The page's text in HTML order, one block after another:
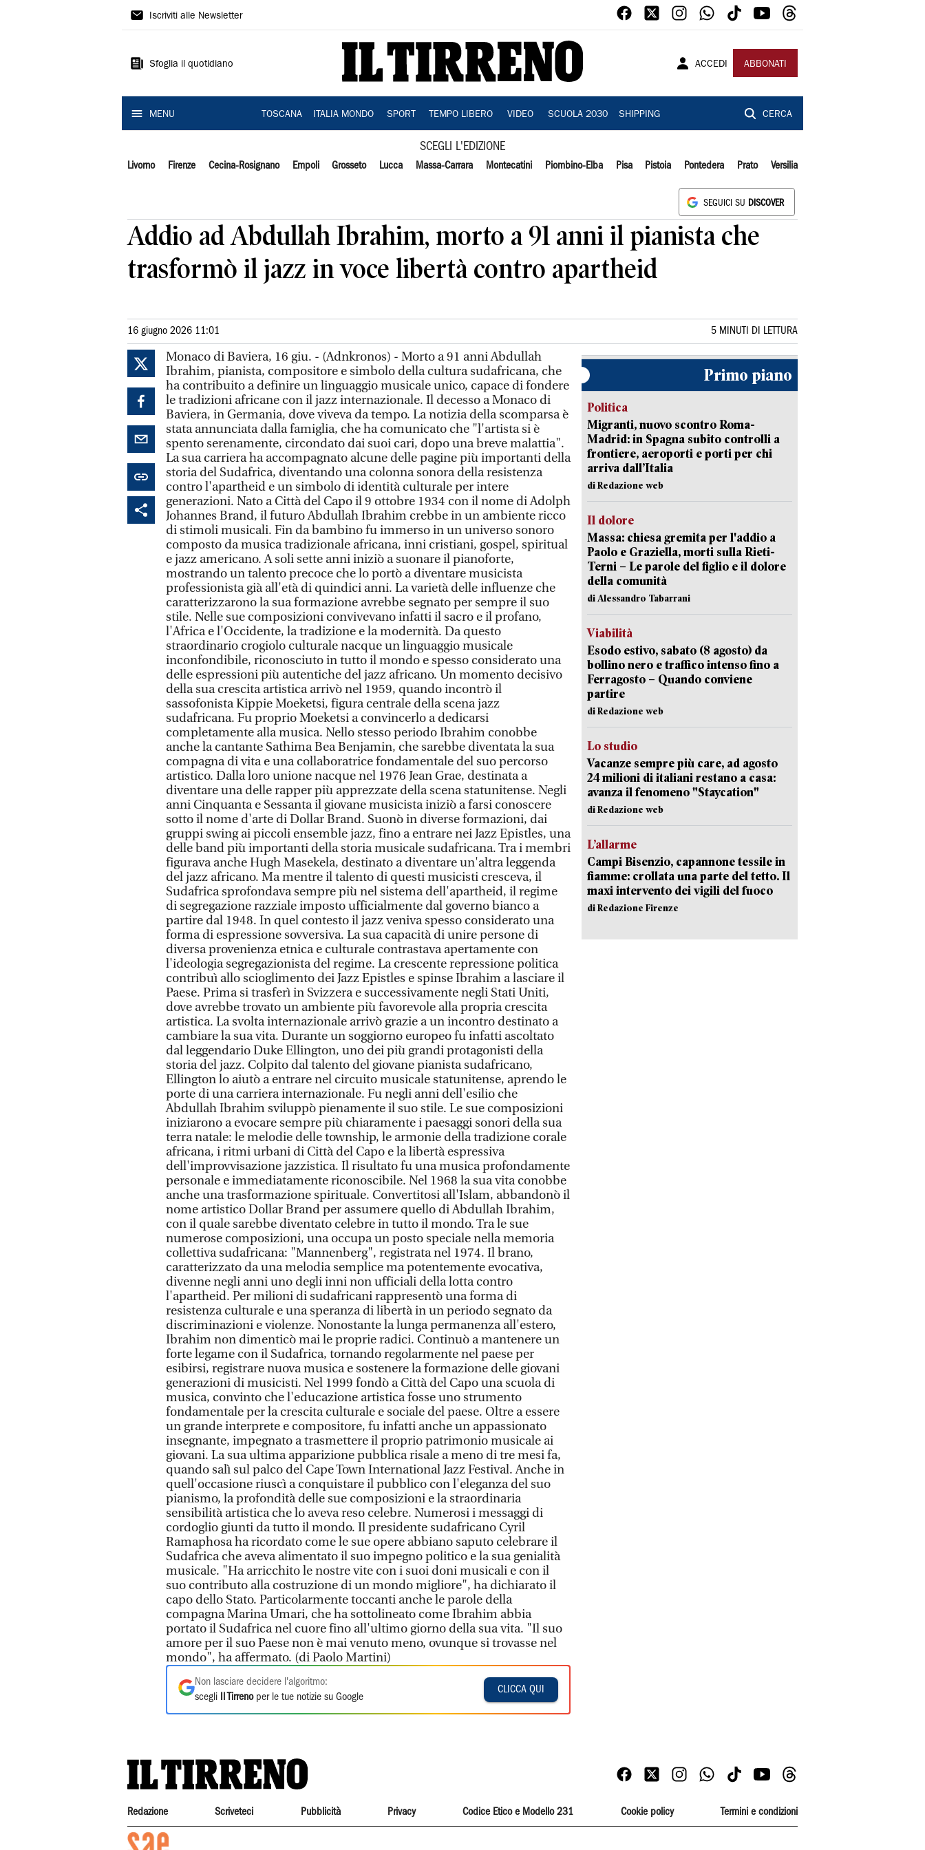
Il
Iscriviti alle Newsletter
Sfoglia il quotidiano ACCEDI ABBONATI
MENU TOSCANA ITALIA MONDO SPORT TEMPO LIBERO VIDEO SCUOLA 2030 SHIPPING CERCA
SCEGLI L'EDIZIONE
Livorno Firenze Cecina-Rosignano Empoli Grosseto Lucca Massa-Carrara Montecatini Piombino-Elba Pisa Pistoia Pontedera Prato Versilia
SEGUICI SU DISCOVER
Addio ad Abdullah Ibrahim, morto a 91 anni il pianista che
trasformò il jazz in voce libertà contro apartheid
16 giugno 2026 11:01 5 MINUTI DI LETTURA
Monaco di Baviera, 16 giu. - (Adnkronos) - Morto a 91 anni Abdullah
Ibrahim, pianista, compositore e simbolo della cultura sudafricana, che
ha contribuito a definire un linguaggio musicale unico, capace di fondere
le tradizioni africane con il jazz internazionale. Il decesso a Monaco di
Baviera, in Germania, dove viveva da tempo. La notizia della scomparsa è
stata annunciata dalla famiglia, che ha comunicato che "l'artista si è
spento serenamente, circondato dai suoi cari, dopo una breve malattia".
La sua carriera ha accompagnato alcune delle pagine più importanti della
storia del Sudafrica, diventando una colonna sonora della resistenza
contro l'apartheid e un simbolo di identità culturale per intere
generazioni. Nato a Città del Capo il 9 ottobre 1934 con il nome di Adolph
Johannes Brand, il futuro Abdullah Ibrahim crebbe in un ambiente ricco
di stimoli musicali. Fin da bambino fu immerso in un universo sonoro
composto da musica tradizionale africana, inni cristiani, gospel, spiritual
e jazz americano. A soli sette anni iniziò a suonare il pianoforte,
mostrando un talento precoce che lo portò a diventare musicista
professionista già all'età di quindici anni. La varietà delle influenze che
caratterizzarono la sua formazione avrebbe segnato per sempre il suo
stile. Nelle sue composizioni convivevano infatti il sacro e il profano,
l'Africa e l'Occidente, la tradizione e la modernità. Da questo
straordinario crogiolo culturale nacque un linguaggio musicale
inconfondibile, riconosciuto in tutto il mondo e spesso considerato una
delle espressioni più autentiche del jazz africano. Un momento decisivo
della sua crescita artistica arrivò nel 1959, quando incontrò il
sassofonista Kippie Moeketsi, figura centrale della scena jazz
sudafricana. Fu proprio Moeketsi a convincerlo a dedicarsi
completamente alla musica. Nello stesso periodo Ibrahim conobbe
anche la cantante Sathima Bea Benjamin, che sarebbe diventata la sua
compagna di vita e una collaboratrice fondamentale del suo percorso
artistico. Dalla loro unione nacque nel 1976 Jean Grae, destinata a
diventare una delle rapper più apprezzate della scena statunitense. Negli
anni Cinquanta e Sessanta il giovane musicista iniziò a farsi conoscere
sotto il nome d'arte di Dollar Brand. Suonò in diverse formazioni, dai
gruppi swing ai piccoli ensemble jazz, fino a entrare nei Jazz Epistles, una
delle band più importanti della storia musicale sudafricana. Tra i membri
figurava anche Hugh Masekela, destinato a diventare un'altra leggenda
del jazz africano. Ma mentre il talento di questi musicisti cresceva, il
Sudafrica sprofondava sempre più nel sistema dell'apartheid, il regime
di segregazione razziale imposto ufficialmente dal governo bianco a
partire dal 1948. In quel contesto il jazz veniva spesso considerato una
forma di espressione sovversiva. La sua capacità di unire persone di
diversa provenienza etnica e culturale contrastava apertamente con
l'ideologia segregazionista del regime. La crescente repressione politica
contribuì allo scioglimento dei Jazz Epistles e spinse Ibrahim a lasciare il
Paese. Prima si trasferì in Svizzera e successivamente negli Stati Uniti,
dove avrebbe trovato un ambiente più favorevole alla propria crescita
artistica. La svolta internazionale arrivò grazie a un incontro destinato a
cambiare la sua vita. Durante un soggiorno europeo fu infatti ascoltato
dal leggendario Duke Ellington, uno dei più grandi protagonisti della
storia del jazz. Colpito dal talento del giovane pianista sudafricano,
Ellington lo aiutò a entrare nel circuito musicale statunitense, aprendo le
porte di una carriera internazionale. Fu negli anni dell'esilio che
Abdullah Ibrahim sviluppò pienamente il suo stile. Le sue composizioni
iniziarono a evocare sempre più chiaramente i paesaggi sonori della sua
terra natale: le melodie delle township, le armonie della tradizione corale
africana, i ritmi urbani di Città del Capo e la libertà espressiva
dell'improvvisazione jazzistica. Il risultato fu una musica profondamente
personale e immediatamente riconoscibile. Nel 1968 la sua vita conobbe
anche una trasformazione spirituale. Convertitosi all'Islam, abbandonò il
nome artistico Dollar Brand per assumere quello di Abdullah Ibrahim,
con il quale sarebbe diventato celebre in tutto il mondo. Tra le sue
numerose composizioni, una occupa un posto speciale nella memoria
collettiva sudafricana: "Mannenberg", registrata nel 1974. Il brano,
caratterizzato da una melodia semplice ma potentemente evocativa,
divenne negli anni uno degli inni non ufficiali della lotta contro
l'apartheid. Per milioni di sudafricani rappresentò una forma di
resistenza culturale e una speranza di libertà in un periodo segnato da
discriminazioni e violenze. Nonostante la lunga permanenza all'estero,
Ibrahim non dimenticò mai le proprie radici. Continuò a mantenere un
forte legame con il Sudafrica, tornando regolarmente nel paese per
esibirsi, registrare nuova musica e sostenere la formazione delle giovani
generazioni di musicisti. Nel 1999 fondò a Città del Capo una scuola di
musica, convinto che l'educazione artistica fosse uno strumento
fondamentale per la crescita culturale e sociale del paese. Oltre a essere
un grande interprete e compositore, fu infatti anche un appassionato
insegnante, impegnato a trasmettere il proprio patrimonio musicale ai
giovani. La sua ultima apparizione pubblica risale a meno di tre mesi fa,
quando salì sul palco del Cape Town International Jazz Festival. Anche in
quell'occasione riuscì a conquistare il pubblico con l'eleganza del suo
pianismo, la profondità delle sue composizioni e la straordinaria
sensibilità artistica che lo aveva reso celebre. Numerosi i messaggi di
cordoglio giunti da tutto il mondo. Il presidente sudafricano Cyril
Ramaphosa ha ricordato come le sue opere abbiano saputo celebrare il
Sudafrica che aveva alimentato il suo impegno politico e la sua genialità
musicale. "Ha arricchito le nostre vite con i suoi doni musicali e con il
suo contributo alla costruzione di un mondo migliore", ha dichiarato il
capo dello Stato. Particolarmente toccanti anche le parole della
compagna Marina Umari, che ha sottolineato come Ibrahim abbia
portato il Sudafrica nel cuore fino all'ultimo giorno della sua vita. "Il suo
amore per il suo Paese non è mai venuto meno, ovunque si trovasse nel
mondo", ha affermato. (di Paolo Martini)
Non lasciare decidere l'algoritmo:
scegli
Il Tirrenoper le tue notizie su Google
CLICCA QUI
Primo piano
Politica
Migranti, nuovo scontro Roma-
Madrid: in Spagna subito controlli a
frontiere, aeroporti e porti per chi
arriva dall’Italia
di Redazione web
Il dolore
Massa: chiesa gremita per l'addio a
Paolo e Graziella, morti sulla Rieti-
Terni – Le parole del figlio e il dolore
della comunità
di Alessandro Tabarrani
Viabilità
Esodo estivo, sabato (8 agosto) da
bollino nero e traffico intenso fino a
Ferragosto – Quando conviene
partire
di Redazione web
Lo studio
Vacanze sempre più care, ad agosto
24 milioni di italiani restano a casa:
avanza il fenomeno "Staycation"
di Redazione web
L’allarme
Campi Bisenzio, capannone tessile in
fiamme: crollata una parte del tetto. Il
maxi intervento dei vigili del fuoco
di Redazione Firenze
Redazione Scriveteci Pubblicità Privacy Codice Etico e Modello 231 Cookie policy Termini e condizioni